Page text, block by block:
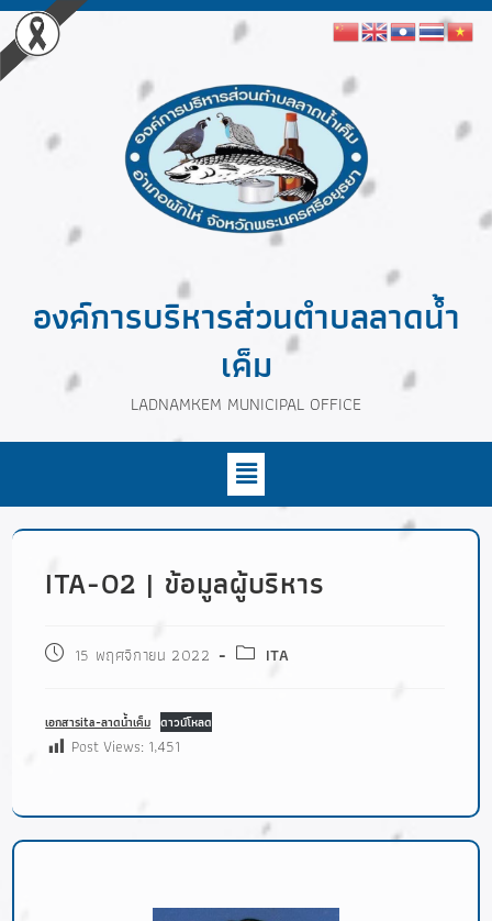
องค์การบริหารส่วนตำบลลาดน้ำ
เค็ม
LADNAMKEM MUNICIPAL OFFICE
ITA-O2 | ข้อมูลผู้บริหาร
15 พฤศจิกายน 2022 ITA
เอกสารita-ลาดน้ำเค็ม ดาวน์โหลด
Post Views: 1,451